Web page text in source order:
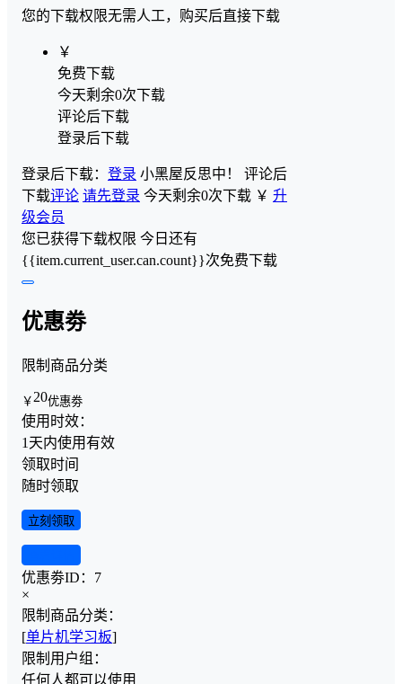
您的下载权限无需人工，购买后直接下载
￥
免费下载
今天剩余0次下载
评论后下载
登录后下载
登录后下载： 登录 小黑屋反思中！ 评论后
下载评论 请先登录 今天剩余0次下载 ￥ 升
级会员
您已获得下载权限 今日还有
{{item.current_user.can.count}}次免费下载
优惠劵
限制商品分类
￥ 20优惠劵
使用时效：
1天内使用有效
领取时间
随时领取
立刻领取
优惠劵ID： 7
×
限制商品分类：
[单片机学习板]
限制用户组：
任何人都可以使用